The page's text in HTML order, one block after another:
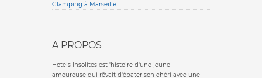
Glamping à Marseille
A PROPOS
Hotels Insolites est 'histoire d'une jeune
amoureuse qui rêvait d'épater son chéri avec une